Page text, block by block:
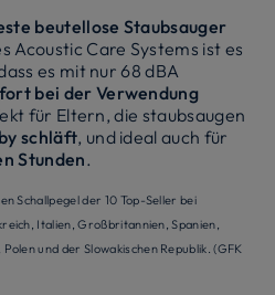
beutellose Staubsauger
Acoustic Care Systems ist es
es mit nur 68 dBA
bei der Verwendung
für Eltern, die staubsaugen
schläft, und ideal auch für
Stunden.
Schallpegel der 10 Top-Seller bei
Italien, Großbritannien, Spanien,
und der Slowakischen Republik. (GFK